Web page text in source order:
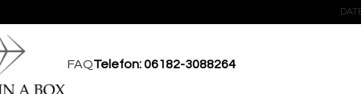
FAQTelefon: 06182-3088264